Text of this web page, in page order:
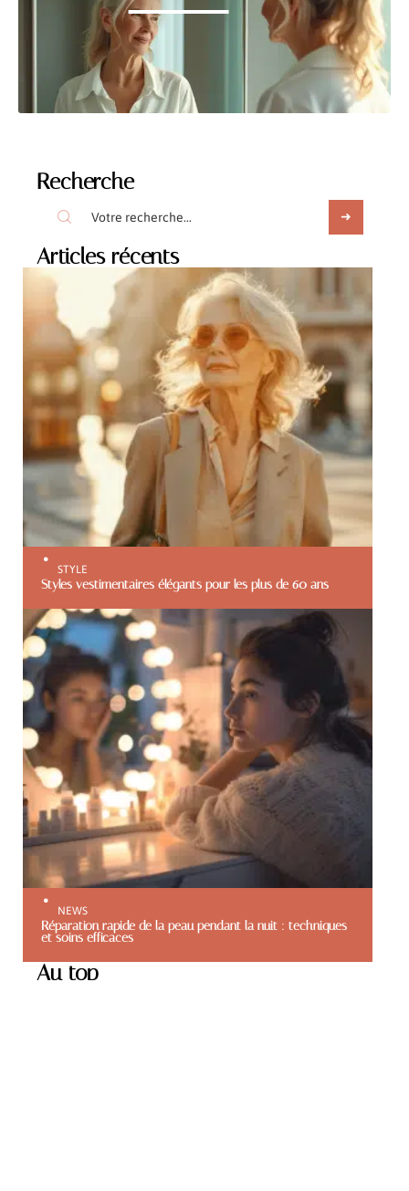
Recherche
Articles récents
STYLE
Styles vestimentaires élégants pour les plus de 60 ans
NEWS
Réparation rapide de la peau pendant la nuit : techniques
et soins efficaces
Au top